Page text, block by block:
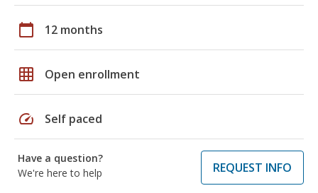
calendar_today 12 months
grid_on Open enrollment
speed Self paced
Have a question?
We're here to help
REQUEST INFO